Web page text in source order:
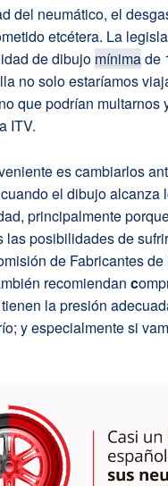
del neumático, el
etcétera. La
de dibujo mínimade
no solo estaríamos
que podrían multarnos
ITV.
es cambiarlos
el dibujo alcanza
principalmente
las posibilidades de
de Fabricantes
recomiendan c
la presión
y especialmente si